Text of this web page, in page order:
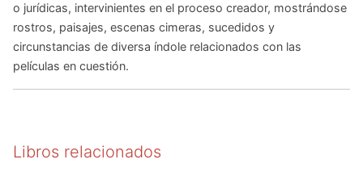
o jurídicas, intervinientes en el proceso creador, mostrándose
rostros, paisajes, escenas cimeras, sucedidos y
circunstancias de diversa índole relacionados con las
películas en cuestión.
Libros relacionados